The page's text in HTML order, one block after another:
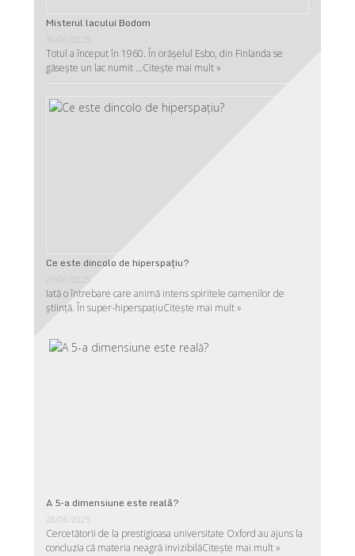
Misterul lacului Bodom
Totul a început în 1960. În orășelul Esbo, din Finlanda se
găsește un lac numit …Citește mai mult »
Ce este dincolo de hiperspaţiu?
29/06/2025
Iată o întrebare care animă intens spiritele oamenilor de
ştiinţă. În super-hiperspaţiuCitește mai mult »
A 5-a dimensiune este reală?
28/06/2025
Cercetătorii de la prestigioasa universitate Oxford au ajuns la
concluzia că materia neagră invizibilăCitește mai mult »